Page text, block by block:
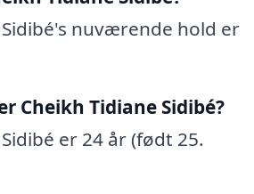
nuværende hold er
Cheikh Tidiane Sidibé?
er 24 år (født 25.